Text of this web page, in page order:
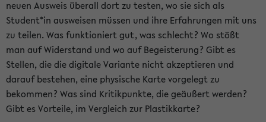
neuen Ausweis überall dort zu testen, wo sie sich als
Student*in ausweisen müssen und ihre Erfahrungen mit uns
zu teilen. Was funktioniert gut, was schlecht? Wo stößt
man auf Widerstand und wo auf Begeisterung? Gibt es
Stellen, die die digitale Variante nicht akzeptieren und
darauf bestehen, eine physische Karte vorgelegt zu
bekommen? Was sind Kritikpunkte, die geäußert werden?
Gibt es Vorteile, im Vergleich zur Plastikkarte?